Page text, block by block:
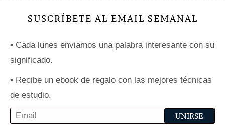
SUSCRÍBETE AL EMAIL SEMANAL
• Cada lunes enviamos una palabra interesante con su
significado.
• Recibe un ebook de regalo con las mejores técnicas
de estudio.